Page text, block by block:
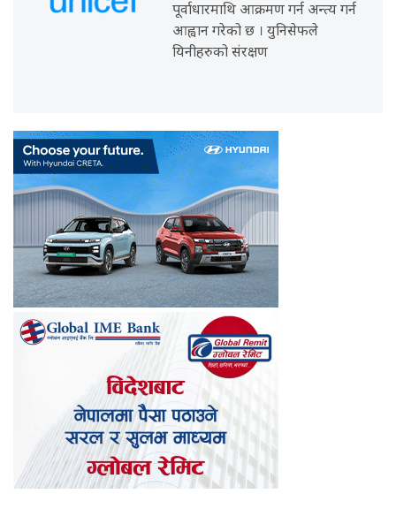
पूर्वाधारमाथि आक्रमण गर्न अन्त्य गर्न
आह्वान गरेको छ । युनिसेफले
यिनीहरुको संरक्षण